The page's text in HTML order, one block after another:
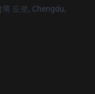
도로, Chengdu,